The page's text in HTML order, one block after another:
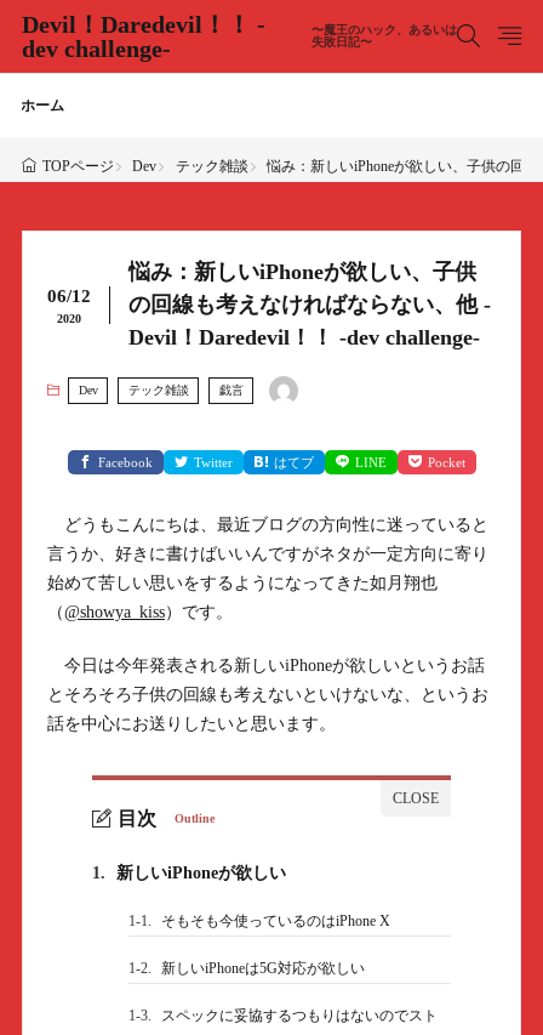
Devil！Daredevil！！ -
dev challenge-
〜魔王のハック、あるいは
失敗日記〜
ホーム
TOPページ Dev テック雑談 悩み：新しいiPhoneが欲しい、子供の回
06/12
2020
悩み：新しいiPhoneが欲しい、子供
の回線も考えなければならない、他 -
Devil！Daredevil！！ -dev challenge-
Dev テック雑談 戯言
Facebook Twitter はてブ LINE Pocket
どうもこんにちは、最近ブログの方向性に迷っていると
言うか、好きに書けばいいんですがネタが一定方向に寄り
始めて苦しい思いをするようになってきた如月翔也
（@showya_kiss）です。
今日は今年発表される新しいiPhoneが欲しいというお話
とそろそろ子供の回線も考えないといけないな、というお
話を中心にお送りしたいと思います。
目次 Outline
1. 新しいiPhoneが欲しい
1-1. そもそも今使っているのはiPhone X
1-2. 新しいiPhoneは5G対応が欲しい
1-3.
スペックに妥協するつもりはないのでスト